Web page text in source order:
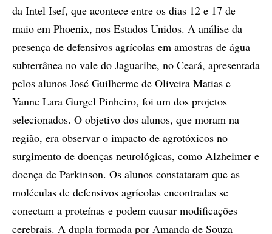
da Intel Isef, que acontece entre os dias 12 e 17 de
maio em Phoenix, nos Estados Unidos. A análise da
presença de defensivos agrícolas em amostras de água
subterrânea no vale do Jaguaribe, no Ceará, apresentada
pelos alunos José Guilherme de Oliveira Matias e
Yanne Lara Gurgel Pinheiro, foi um dos projetos
selecionados. O objetivo dos alunos, que moram na
região, era observar o impacto de agrotóxicos no
surgimento de doenças neurológicas, como Alzheimer e
doença de Parkinson. Os alunos constataram que as
moléculas de defensivos agrícolas encontradas se
conectam a proteínas e podem causar modificações
cerebrais. A dupla formada por Amanda de Souza